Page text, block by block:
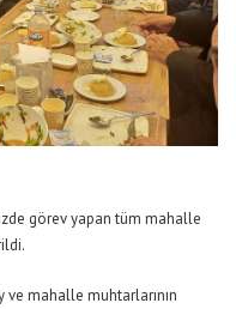
görev yapan tüm mahalle
ve mahalle muhtarlarının